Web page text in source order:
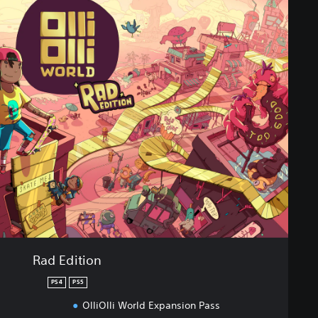
Rad Edition
PS4 PS5
OlliOlli World Expansion Pass